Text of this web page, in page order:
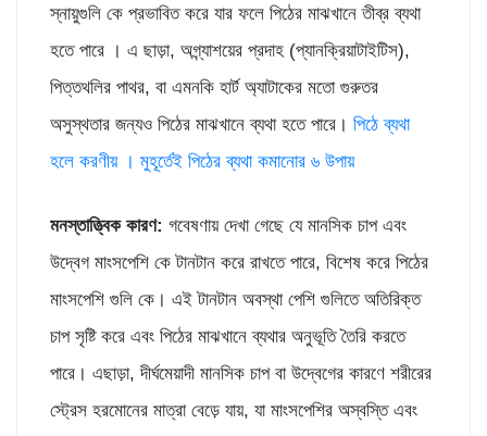
স্নায়ুগুলি কে প্রভাবিত করে যার ফলে পিঠের মাঝখানে তীব্র ব্যথা
হতে পারে । এ ছাড়া, অগ্ন্যাশয়ের প্রদাহ (প্যানক্রিয়াটাইটিস),
পিত্তথলির পাথর, বা এমনকি হার্ট অ্যাটাকের মতো গুরুতর
অসুস্থতার জন্যও পিঠের মাঝখানে ব্যথা হতে পারে। পিঠে ব্যথা
হলে করণীয় । মুহূর্তেই পিঠের ব্যথা কমানোর ৬ উপায়
মনস্তাত্ত্বিক কারণ: গবেষণায় দেখা গেছে যে মানসিক চাপ এবং
উদ্বেগ মাংসপেশি কে টানটান করে রাখতে পারে, বিশেষ করে পিঠের
মাংসপেশি গুলি কে। এই টানটান অবস্থা পেশি গুলিতে অতিরিক্ত
চাপ সৃষ্টি করে এবং পিঠের মাঝখানে ব্যথার অনুভূতি তৈরি করতে
পারে। এছাড়া, দীর্ঘমেয়াদী মানসিক চাপ বা উদ্বেগের কারণে শরীরের
স্ট্রেস হরমোনের মাত্রা বেড়ে যায়, যা মাংসপেশির অস্বস্তি এবং